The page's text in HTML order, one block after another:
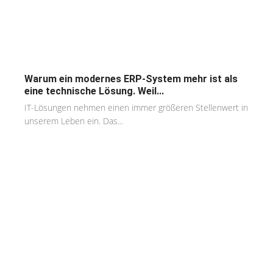
Warum ein modernes ERP-System mehr ist als
eine technische Lösung. Weil...
IT-Lösungen nehmen einen immer größeren Stellenwert in
unserem Leben ein. Das...